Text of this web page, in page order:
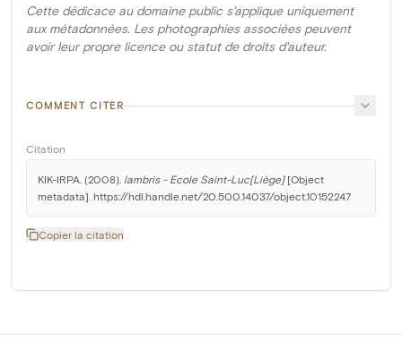
Cette dédicace au domaine public s'applique uniquement
aux métadonnées. Les photographies associées peuvent
avoir leur propre licence ou statut de droits d'auteur.
COMMENT CITER
Citation
KIK-IRPA. (2008). lambris - Ecole Saint-Luc[Liège] [Object
metadata]. https://hdl.handle.net/20.500.14037/object.10152247
Copier la citation